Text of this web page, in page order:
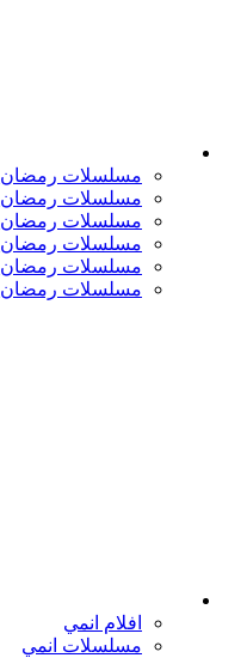
مسلسلات رمضان 2026
مسلسلات رمضان 2025
مسلسلات رمضان 2024
مسلسلات رمضان 2023
مسلسلات رمضان 2022
مسلسلات رمضان 2021
افلام انمي
مسلسلات انمي